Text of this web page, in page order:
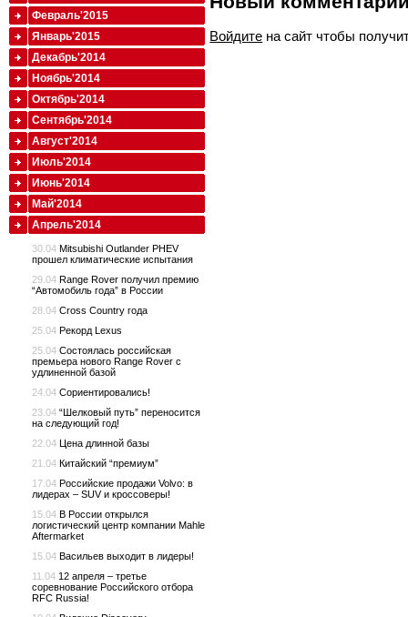
Войдите на сайт чтобы
Февраль'2015
Январь'2015
Декабрь'2014
Ноябрь'2014
Октябрь'2014
Сентябрь'2014
Август'2014
Июль'2014
Июнь'2014
Май'2014
Апрель'2014
30.04 Mitsubishi Outlander PHEV
прошел климатические испытания
29.04 Range Rover получил премию
“Автомобиль года” в России
28.04 Cross Country года
25.04 Рекорд Lexus
25.04 Состоялась российская
премьера нового Range Rover с
удлиненной базой
24.04 Сориентировались!
23.04 “Шелковый путь” переносится
на следующий год!
22.04 Цена длинной базы
21.04 Китайский “премиум”
17.04 Российские продажи Volvo: в
лидерах – SUV и кроссоверы!
15.04 В России открылся
логистический центр компании Mahle
Aftermarket
15.04 Васильев выходит в лидеры!
11.04 12 апреля – третье
соревнование Российского отбора
RFC Russia!